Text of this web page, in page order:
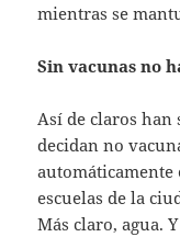
mientras se
Sin vacunas no
Así de claros han
decidan no
automáticamente
escuelas de la
Más claro, agua.